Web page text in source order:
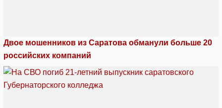
Двое мошенников из Саратова обманули больше 20
российских компаний